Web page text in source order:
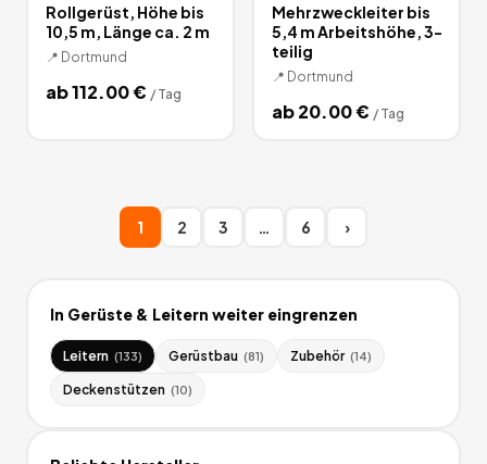
Rollgerüst, Höhe bis
10,5 m, Länge ca. 2 m
📍 Dortmund
ab112.00€ / Tag
Mehrzweckleiter bis
5,4 m Arbeitshöhe, 3-
teilig
📍 Dortmund
ab20.00€ / Tag
1 2 3 … 6 ›
In Gerüste & Leitern weiter eingrenzen
Leitern (133) Gerüstbau (81) Zubehör (14)
Deckenstützen (10)